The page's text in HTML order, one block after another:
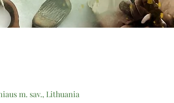
m. sav., Lithuania